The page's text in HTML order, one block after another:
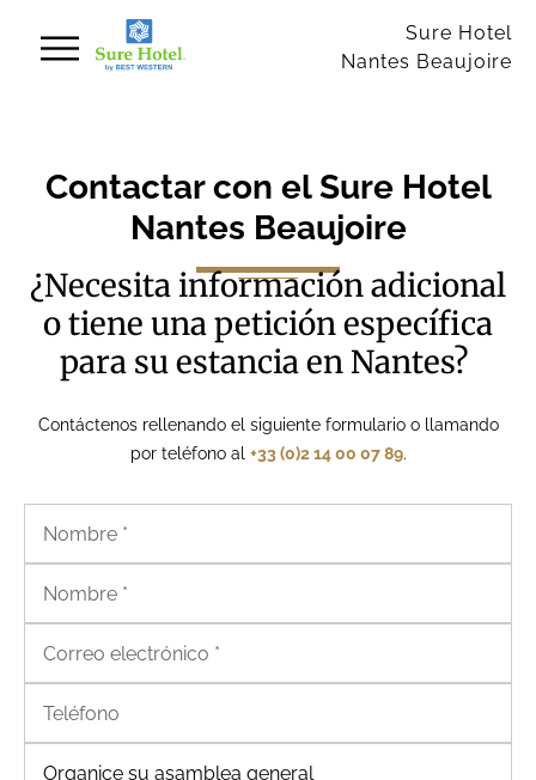
Sure Hotel
Nantes Beaujoire
Contactar con el Sure Hotel
Nantes Beaujoire
¿Necesita información adicional
o tiene una petición específica
para su estancia en Nantes?
Contáctenos rellenando el siguiente formulario o llamando
por teléfono al +33 (0)2 14 00 07 89.